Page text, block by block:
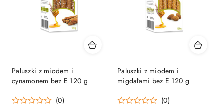
Paluszki z miodem i
cynamonem bez E 120 g
(0)
Paluszki z miodem i
migdałami bez E 120 g
(0)